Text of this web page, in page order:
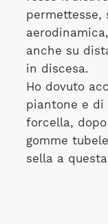
permettesse,
anche su
in discesa.
Ho dovuto
piantone e
forcella,
gomme
sella a